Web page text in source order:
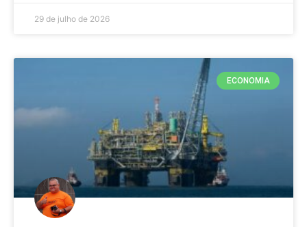
29 de julho de 2026
ECONOMIA